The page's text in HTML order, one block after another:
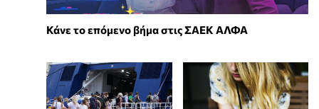
Κάνε το επόμενο βήμα στις ΣΑΕΚ ΑΛΦΑ